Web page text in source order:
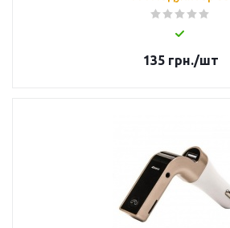
135грн./шт